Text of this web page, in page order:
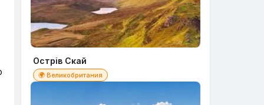
Острів Скай
🌍 Великобритания